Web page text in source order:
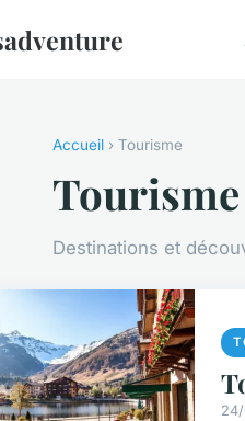
Accueil › Tourisme
Tourisme
Destinations et